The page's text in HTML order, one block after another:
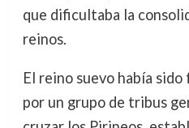
que dificultaba la
reinos.
El reino suevo había
por un grupo de tribus